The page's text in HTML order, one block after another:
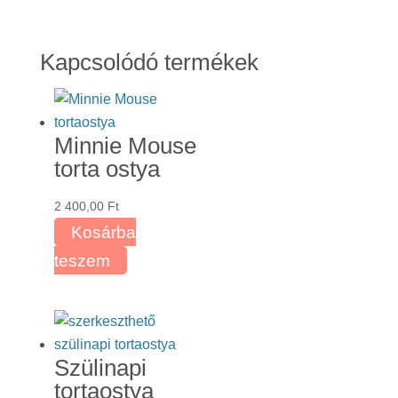
Kapcsolódó termékek
Minnie Mouse
torta ostya
2 400,00 Ft
Kosárba
teszem
Szülinapi
tortaostya